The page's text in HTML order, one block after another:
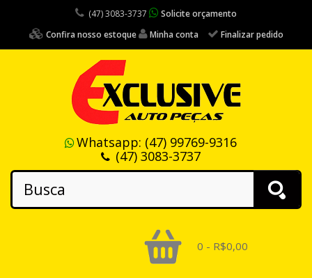
(47) 3083-3737
Solicite orçamento
Confira nosso estoque
Minha conta Finalizar pedido
Whatsapp: (47) 99769-9316
(47) 3083-3737
0 - R$0,00